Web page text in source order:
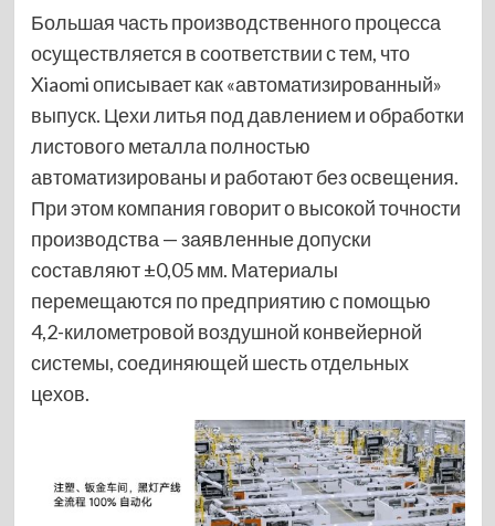
Большая часть производственного процесса
осуществляется в соответствии с тем, что
Xiaomi описывает как «автоматизированный»
выпуск. Цехи литья под давлением и обработки
листового металла полностью
автоматизированы и работают без освещения.
При этом компания говорит о высокой точности
производства — заявленные допуски
составляют ±0,05 мм. Материалы
перемещаются по предприятию с помощью
4,2-километровой воздушной конвейерной
системы, соединяющей шесть отдельных
цехов.